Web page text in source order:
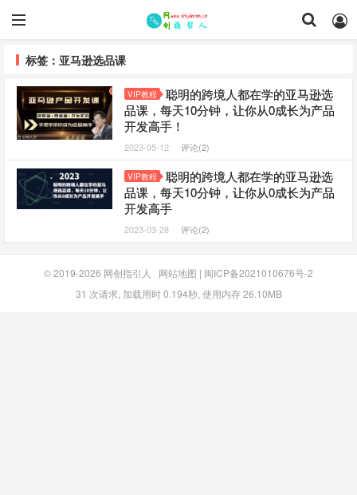
标签：亚马逊选品课
VIP教程
聪明的跨境人都在学的亚马逊选
品课，每天10分钟，让你从0成长为产品
开发高手！
2023-05-12 评论(2)
VIP教程
聪明的跨境人都在学的亚马逊选
品课，每天10分钟，让你从0成长为产品
开发高手
2023-03-28 评论(2)
© 2019-2026 网创指引人 网站地图 | 闽ICP备2021010676号-2
31 次请求, 加载用时 0.194秒, 使用内存 26.10MB